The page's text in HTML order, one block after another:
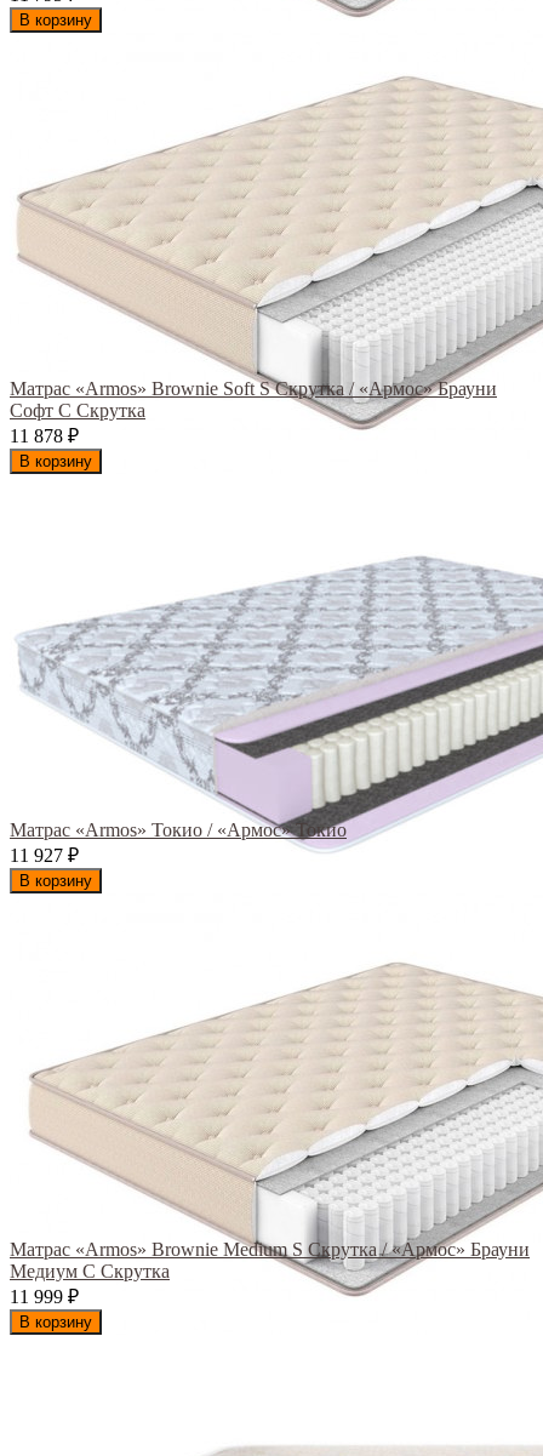
В корзину
Матрас «Armos» Brownie Soft S Скрутка / «Армос» Брауни
Софт С Скрутка
11 878 ₽
В корзину
Матрас «Armos» Токио / «Армос» Токио
11 927 ₽
В корзину
Матрас «Armos» Brownie Medium S Скрутка / «Армос» Брауни
Медиум С Скрутка
11 999 ₽
В корзину